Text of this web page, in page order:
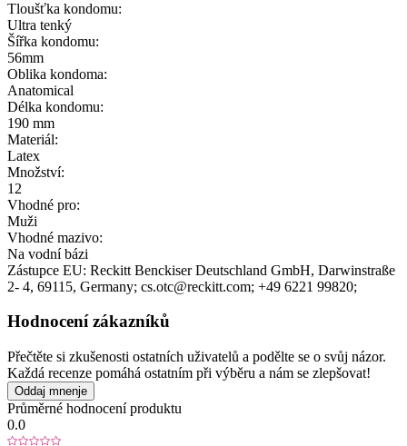
Tloušťka kondomu:
Ultra tenký
Šířka kondomu:
56mm
Oblika kondoma:
Anatomical
Délka kondomu:
190 mm
Materiál:
Latex
Množství:
12
Vhodné pro:
Muži
Vhodné mazivo:
Na vodní bázi
Zástupce EU: Reckitt Benckiser Deutschland GmbH, Darwinstraße
2- 4, 69115, Germany; cs.otc@reckitt.com; +49 6221 99820;
Hodnocení zákazníků
Přečtěte si zkušenosti ostatních uživatelů a podělte se o svůj názor.
Každá recenze pomáhá ostatním při výběru a nám se zlepšovat!
Oddaj mnenje
Průměrné hodnocení produktu
0.0